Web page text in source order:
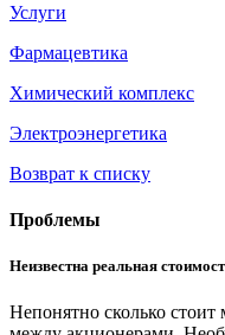
Услуги
Фармацевтика
Химический комплекс
Электроэнергетика
Возврат к списку
Проблемы
Неизвестна реальная
Непонятно сколько